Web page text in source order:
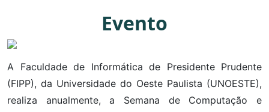
Evento
A Faculdade de Informática de Presidente Prudente
(FIPP), da Universidade do Oeste Paulista (UNOESTE),
realiza anualmente, a Semana de Computação e